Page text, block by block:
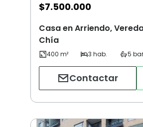
$7.500.000
Casa en Arriendo,
Chía
Contactar